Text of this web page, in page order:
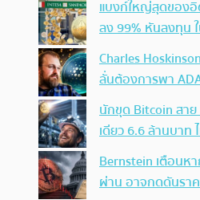
แบงก์ใหญ่สุดของอิ
ลง 99% หันลงทุน
Charles
ลั่นต้องการพา
นักขุด Bitcoin สา
เดียว 6.6 ล้านบาท
Bernstein เตือนห
ผ่าน อาจกดดันรา